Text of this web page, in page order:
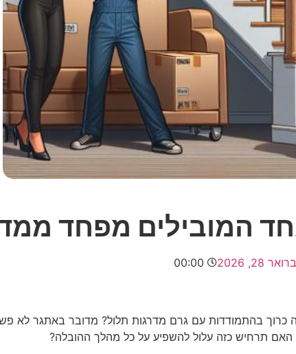
המובילים מפחד
28, 2026
00:00
כרוך בהתמודדות עם גרם מדרגות תלול? מדובר באתגר לא
תרחיש כזה עלול להשפיע על כל מהלך ההובלה?